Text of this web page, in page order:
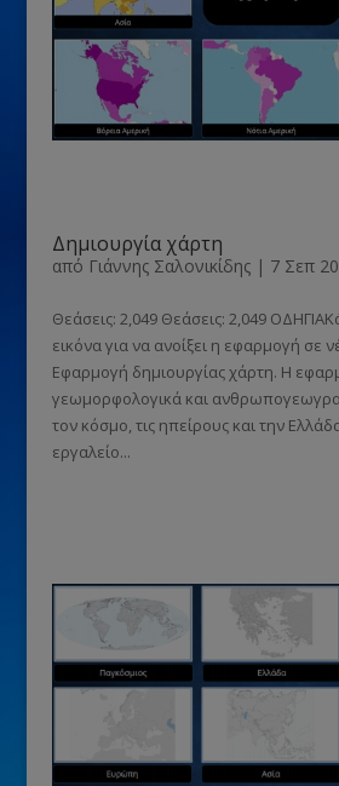
Δημιουργία χάρτη
από Γιάννης Σαλονικίδης| 7 Σεπ
Θεάσεις: 2,049 Θεάσεις: 2,049
εικόνα για να ανοίξει η εφαρμογή σε
Εφαρμογή δημιουργίας χάρτη. Η
γεωμορφολογικά και
τον κόσμο, τις ηπείρους και την
εργαλείο...